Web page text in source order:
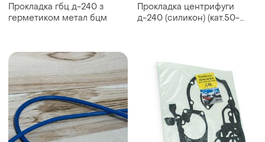
Прокладка гбц д-240 з
герметиком метал бцм
Прокладка центрифуги
д-240 (силикон) (кат.50-